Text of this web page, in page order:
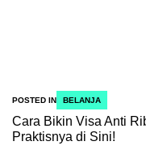
POSTED IN BELANJA
Cara Bikin Visa Anti
Praktisnya di Sini!